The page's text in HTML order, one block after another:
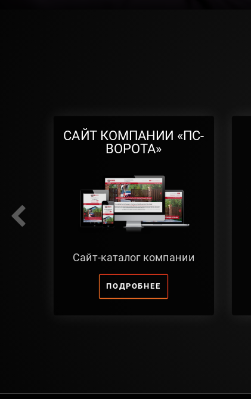
САЙТ КОМПАНИИ «ПС-
ВОРОТА»
Сайт-каталог компании
ПОДРОБНЕЕ